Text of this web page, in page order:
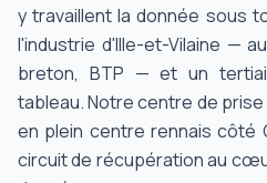
y travaillent la donnée sous
l'industrie d'Ille-et-Vilaine —
breton, BTP — et un
tableau. Notre centre de prise
en plein centre rennais côté
circuit de récupération au